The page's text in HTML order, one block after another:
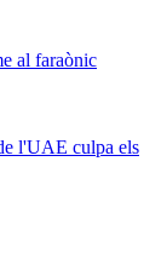
al faraònic
l'UAE culpa els